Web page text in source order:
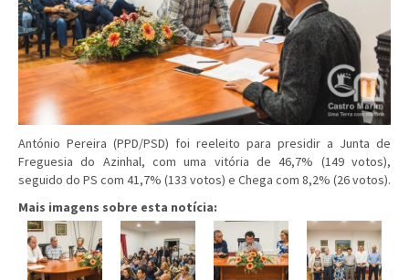
António Pereira (PPD/PSD) foi reeleito para presidir a Junta de
Freguesia do Azinhal, com uma vitória de 46,7% (149 votos),
seguido do PS com 41,7% (133 votos) e Chega com 8,2% (26 votos).
Mais imagens sobre esta notícia: